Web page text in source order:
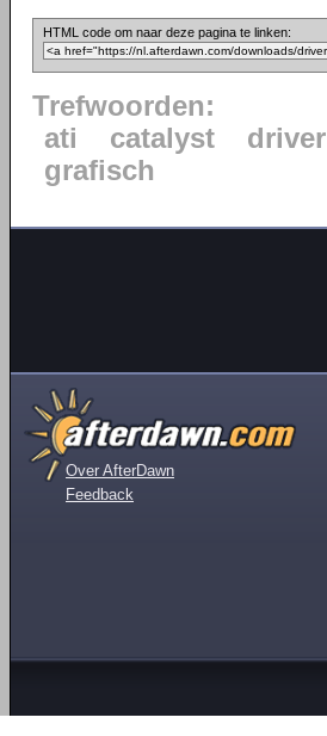
HTML code om naar deze pagina te linken:
Trefwoorden:
ati
catalyst driver
grafisch
Over AfterDawn
Feedback